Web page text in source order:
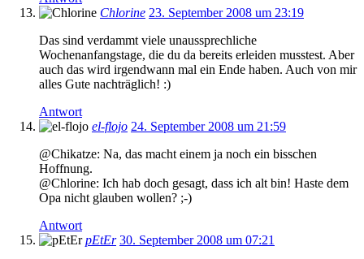
Chlorine 23. September 2008 um 23:19
Das sind verdammt viele unaussprechliche
Wochenanfangstage, die du da bereits erleiden musstest. Aber
auch das wird irgendwann mal ein Ende haben. Auch von mir
alles Gute nachträglich! :)
Antwort
el-flojo 24. September 2008 um 21:59
@Chikatze: Na, das macht einem ja noch ein bisschen
Hoffnung.
@Chlorine: Ich hab doch gesagt, dass ich alt bin! Haste dem
Opa nicht glauben wollen? ;-)
Antwort
pEtEr 30. September 2008 um 07:21